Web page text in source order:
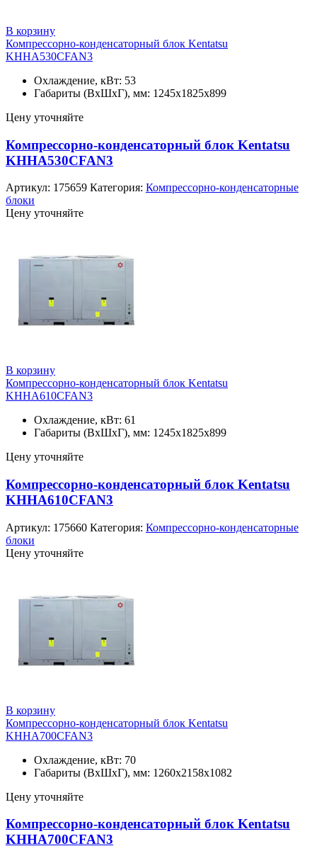
В корзину
Компрессорно-конденсаторный блок Kentatsu
KHHA530CFAN3
Охлаждение, кВт: 53
Габариты (ВхШхГ), мм: 1245х1825х899
Цену уточняйте
Компрессорно-конденсаторный блок Kentatsu
KHHA530CFAN3
Артикул: 175659 Категория: Компрессорно-конденсаторные
блоки
Цену уточняйте
В корзину
Компрессорно-конденсаторный блок Kentatsu
KHHA610CFAN3
Охлаждение, кВт: 61
Габариты (ВхШхГ), мм: 1245х1825х899
Цену уточняйте
Компрессорно-конденсаторный блок Kentatsu
KHHA610CFAN3
Артикул: 175660 Категория: Компрессорно-конденсаторные
блоки
Цену уточняйте
В корзину
Компрессорно-конденсаторный блок Kentatsu
KHHA700CFAN3
Охлаждение, кВт: 70
Габариты (ВхШхГ), мм: 1260x2158x1082
Цену уточняйте
Компрессорно-конденсаторный блок Kentatsu
KHHA700CFAN3